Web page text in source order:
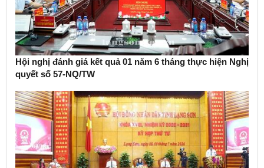
Hội nghị đánh giá kết quả 01 năm 6 tháng thực hiện Nghị
quyết số 57-NQ/TW